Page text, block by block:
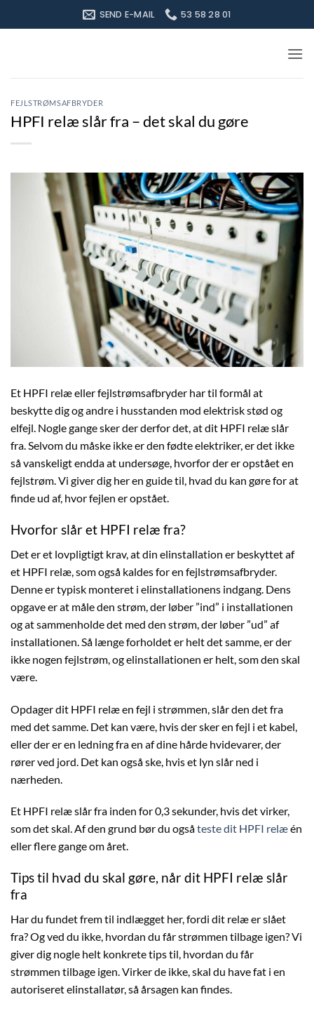
til
SEND E-MAIL 53 58 28 01
FEJLSTRØMSAFBRYDER
HPFI relæ slår fra – det skal du gøre
Et HPFI relæ eller fejlstrømsafbryder har til formål at
beskytte dig og andre i husstanden mod elektrisk stød og
elfejl. Nogle gange sker der derfor det, at dit HPFI relæ slår
fra. Selvom du måske ikke er den fødte elektriker, er det ikke
så vanskeligt endda at undersøge, hvorfor der er opstået en
fejlstrøm. Vi giver dig her en guide til, hvad du kan gøre for at
finde ud af, hvor fejlen er opstået.
Hvorfor slår et HPFI relæ fra?
Det er et lovpligtigt krav, at din elinstallation er beskyttet af
et HPFI relæ, som også kaldes for en fejlstrømsafbryder.
Denne er typisk monteret i elinstallationens indgang. Dens
opgave er at måle den strøm, der løber ”ind” i installationen
og at sammenholde det med den strøm, der løber ”ud” af
installationen. Så længe forholdet er helt det samme, er der
ikke nogen fejlstrøm, og elinstallationen er helt, som den skal
være.
Opdager dit HPFI relæ en fejl i strømmen, slår den det fra
med det samme. Det kan være, hvis der sker en fejl i et kabel,
eller der er en ledning fra en af dine hårde hvidevarer, der
rører ved jord. Det kan også ske, hvis et lyn slår ned i
nærheden.
Et HPFI relæ slår fra inden for 0,3 sekunder, hvis det virker,
som det skal. Af den grund bør du ogsåteste dit HPFI relæén
eller flere gange om året.
Tips til hvad du skal gøre, når dit HPFI relæ slår
fra
Har du fundet frem til indlægget her, fordi dit relæ er slået
fra? Og ved du ikke, hvordan du får strømmen tilbage igen? Vi
giver dig nogle helt konkrete tips til, hvordan du får
strømmen tilbage igen. Virker de ikke, skal du have fat i en
autoriseret elinstallatør, så årsagen kan findes.